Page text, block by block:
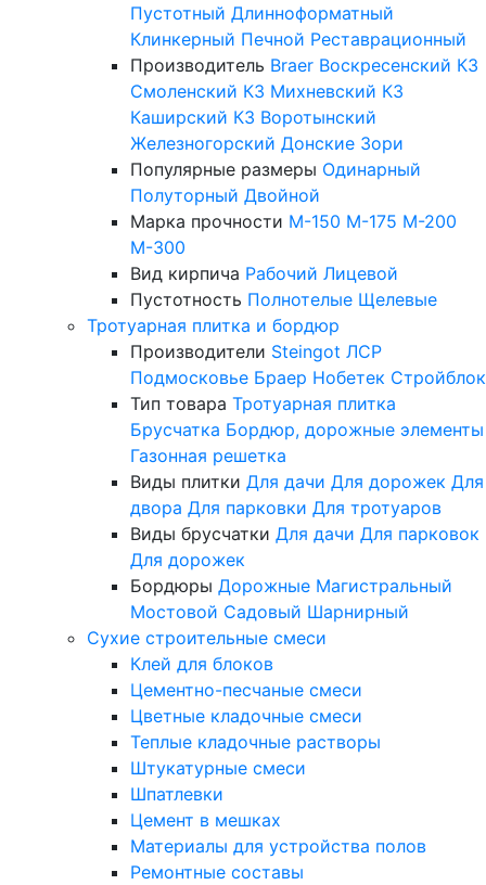
Пустотный Длинноформатный
Клинкерный Печной Реставрационный
Производитель Braer Воскресенский КЗ
Смоленский КЗ Михневский КЗ
Каширский КЗ Воротынский
Железногорский Донские Зори
Популярные размеры Одинарный
Полуторный Двойной
Марка прочности М-150 М-175 М-200
М-300
Вид кирпича Рабочий Лицевой
Пустотность Полнотелые Щелевые
Тротуарная плитка и бордюр
Производители Steingot ЛСР
Подмосковье Браер Нобетек Стройблок
Тип товара Тротуарная плитка
Брусчатка Бордюр, дорожные элементы
Газонная решетка
Виды плитки Для дачи Для дорожек Для
двора Для парковки Для тротуаров
Виды брусчатки Для дачи Для парковок
Для дорожек
Бордюры Дорожные Магистральный
Мостовой Садовый Шарнирный
Сухие строительные смеси
Клей для блоков
Цементно-песчаные смеси
Цветные кладочные смеси
Теплые кладочные растворы
Штукатурные смеси
Шпатлевки
Цемент в мешках
Материалы для устройства полов
Ремонтные составы